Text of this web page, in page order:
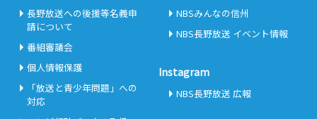
長野放送への後援等名義申
請について
番組審議会
個人情報保護
「放送と青少年問題」への
対応
NBSみんなの信州
NBS長野放送 イベント情報
Instagram
NBS長野放送 広報